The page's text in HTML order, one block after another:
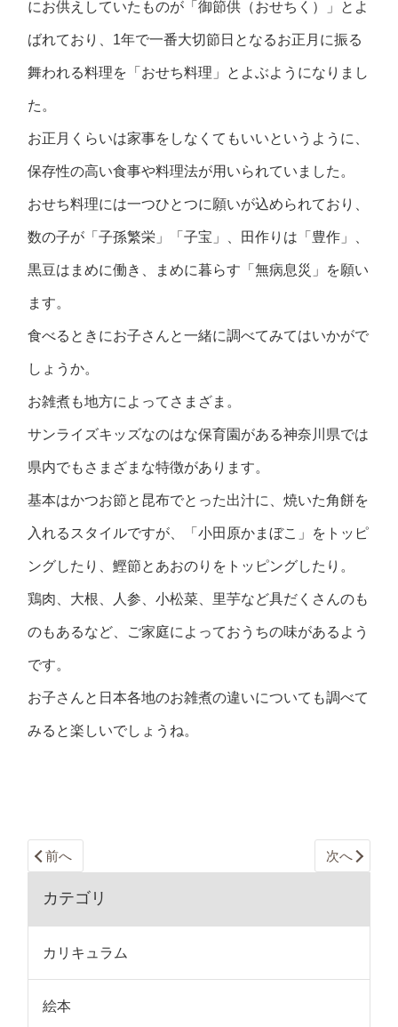
にお供えしていたものが「御節供（おせちく）」とよ
ばれており、1年で一番大切節日となるお正月に振る
舞われる料理を「おせち料理」とよぶようになりまし
た。
お正月くらいは家事をしなくてもいいというように、
保存性の高い食事や料理法が用いられていました。
おせち料理には一つひとつに願いが込められており、
数の子が「子孫繁栄」「子宝」、田作りは「豊作」、
黒豆はまめに働き、まめに暮らす「無病息災」を願い
ます。
食べるときにお子さんと一緒に調べてみてはいかがで
しょうか。
お雑煮も地方によってさまざま。
サンライズキッズなのはな保育園がある神奈川県では
県内でもさまざまな特徴があります。
基本はかつお節と昆布でとった出汁に、焼いた角餅を
入れるスタイルですが、「小田原かまぼこ」をトッピ
ングしたり、鰹節とあおのりをトッピングしたり。
鶏肉、大根、人参、小松菜、里芋など具だくさんのも
のもあるなど、ご家庭によっておうちの味があるよう
です。
お子さんと日本各地のお雑煮の違いについても調べて
みると楽しいでしょうね。
前へ 次へ
カテゴリ
カリキュラム
絵本